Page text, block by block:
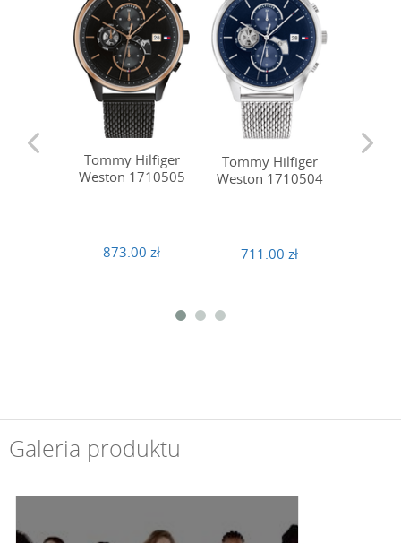
Tommy Hilfiger
Weston 1710505
873.00 zł
Tommy Hilfiger
Weston 1710504
711.00 zł
Galeria produktu